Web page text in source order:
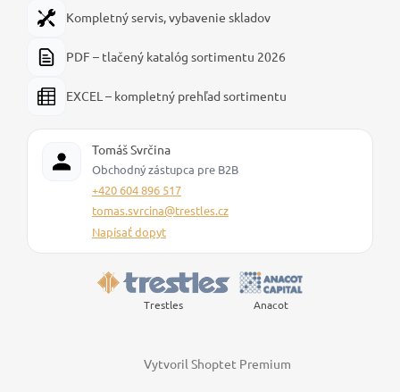
Kompletný servis, vybavenie skladov
PDF – tlačený katalóg sortimentu 2026
EXCEL – kompletný prehľad sortimentu
Tomáš Svrčina
Obchodný zástupca pre B2B
+420 604 896 517
tomas.svrcina@trestles.cz
Napísať dopyt
Trestles Anacot
Vytvoril Shoptet Premium